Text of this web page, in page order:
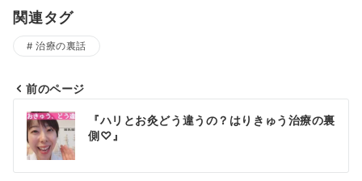
の
ご
自
ブ
覧
関連タグ
治療の裏話
投
稿
ナ
前のページ
『ハリとお灸どう違うの？はりきゅう治療の裏
側♡』